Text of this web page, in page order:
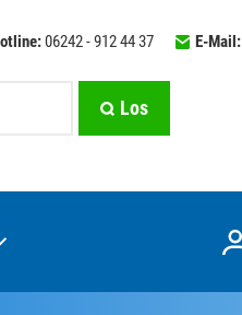
06242 - 912 44 37 E-Mail:
Los